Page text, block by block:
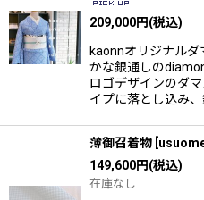
209,000円(税込)
kaonnオリジナル
かな銀通しの
ロゴデザインのダ
イプに落とし込み
薄御召着物
149,600円(税込)
在庫なし